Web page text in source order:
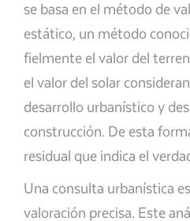
se basa en el método de
estático, un método
fielmente el valor del
el valor del solar
desarrollo urbanístico y
construcción. De esta
residual que indica el
Una consulta urbanística
valoración precisa. Este